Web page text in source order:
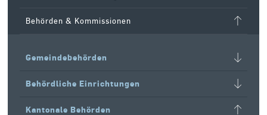
Behörden & Kommissionen
Gemeindebehörden
Behördliche Einrichtungen
Kantonale Behörden